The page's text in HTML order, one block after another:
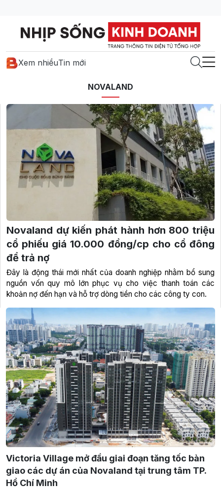
Xem nhiềuTin mới
NOVALAND
Victoria Village mở đầu giai đoạn tăng tốc bàn
giao các dự án của Novaland tại trung tâm TP.
Hồ Chí Minh
Novaland dự kiến phát hành hơn 800 triệu
cổ phiếu giá 10.000 đồng/cp cho cổ đông
để trả nợ
Đây là động thái mới nhất của doanh nghiệp nhằm bổ sung
nguồn vốn quy mô lớn phục vụ cho việc thanh toán các
khoản nợ đến hạn và hỗ trợ dòng tiền cho các công ty con.